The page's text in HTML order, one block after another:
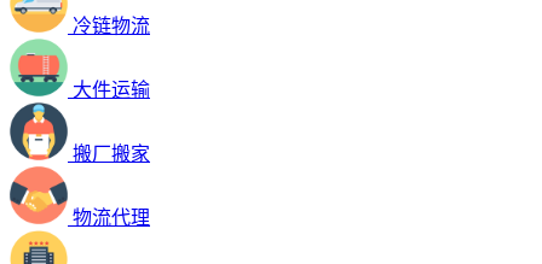
冷链物流
大件运输
搬厂搬家
物流代理